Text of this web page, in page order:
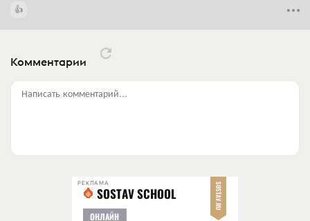
Комментарии
Написать комментарий...
РЕКЛАМА